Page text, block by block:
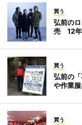
買う
弘前の
売 12年
買う
弘前の
や作業
買う